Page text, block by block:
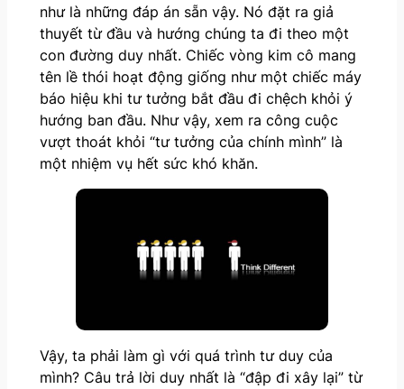
như là những đáp án sẵn vậy. Nó đặt ra giả
thuyết từ đầu và hướng chúng ta đi theo một
con đường duy nhất. Chiếc vòng kim cô mang
tên lề thói hoạt động giống như một chiếc máy
báo hiệu khi tư tưởng bắt đầu đi chệch khỏi ý
hướng ban đầu. Như vậy, xem ra công cuộc
vượt thoát khỏi “tư tưởng của chính mình” là
một nhiệm vụ hết sức khó khăn.
Vậy, ta phải làm gì với quá trình tư duy của
mình? Câu trả lời duy nhất là “đập đi xây lại” từ